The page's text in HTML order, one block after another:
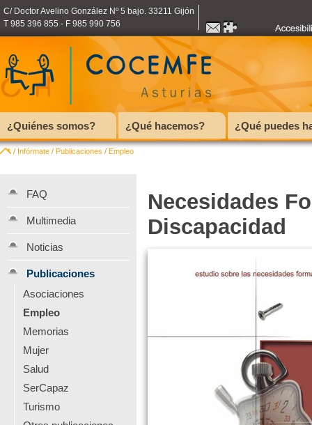
C/ Doctor Avelino González Nº 5 bajo. 33211 Gijón
T 985 396 855 - F 985 990 756
¿Quiénes somos? ¿Qué hacemos? ¿Qué puedes
/ Infórmate / Publicaciones / Empleo
FAQ
Multimedia
Noticias
Publicaciones
Asociaciones
Empleo
Memorias
Mujer
Salud
SerCapaz
Turismo
Necesidades
Discapacidad